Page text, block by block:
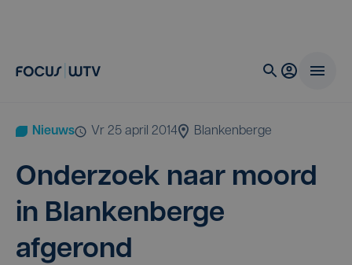
Nieuws vr 25 april 2014 Blankenberge
Onder­zoek naar moord
in Blan­ken­ber­ge
afgerond